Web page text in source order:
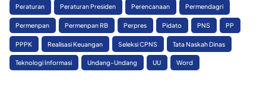
Peraturan Peraturan Presiden Perencanaan Permendagri
Permenpan Permenpan RB Perpres Pidato PNS PP
PPPK Realisasi Keuangan Seleksi CPNS Tata Naskah Dinas
Teknologi Informasi Undang-Undang UU Word